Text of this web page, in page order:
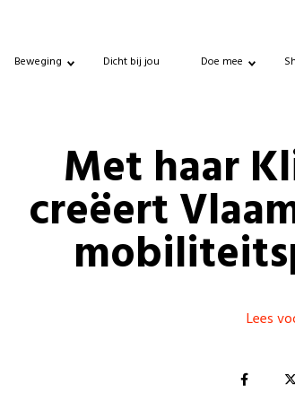
Beweging Dicht bij jou Doe mee
Met haar
creëert
Lees